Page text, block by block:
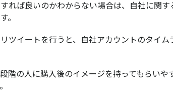
れば良いのかわからない場合は、 自社に関す
。
ツイートを行うと、自社アカウントのタイ
階の人に購入後のイメージを持ってもらいや